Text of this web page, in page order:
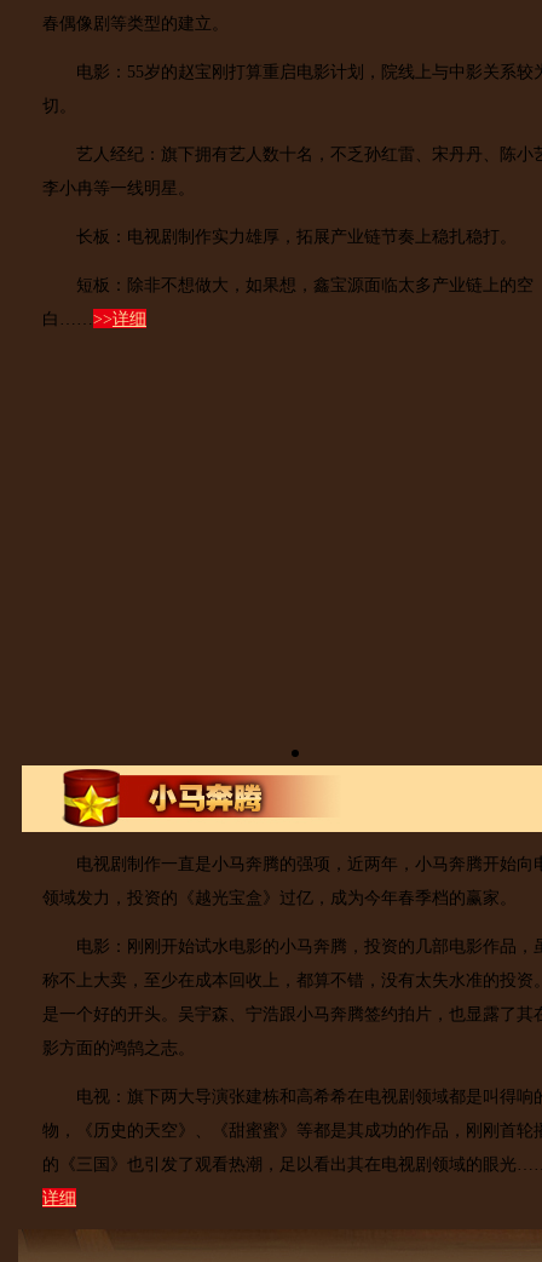
春偶像剧等类型的建立。
电影：55岁的赵宝刚打算重启电影计划，院线上与中影关系较
切。
艺人经纪：旗下拥有艺人数十名，不乏孙红雷、宋丹丹、陈小
李小冉等一线明星。
长板：电视剧制作实力雄厚，拓展产业链节奏上稳扎稳打。
短板：除非不想做大，如果想，鑫宝源面临太多产业链上的空
白…… >>详细
电视剧制作一直是小马奔腾的强项，近两年，小马奔腾开始向
领域发力，投资的《越光宝盒》过亿，成为今年春季档的赢家。
电影：刚刚开始试水电影的小马奔腾，投资的几部电影作品，
称不上大卖，至少在成本回收上，都算不错，没有太失水准的投资
是一个好的开头。吴宇森、宁浩跟小马奔腾签约拍片，也显露了其
影方面的鸿鹄之志。
电视：旗下两大导演张建栋和高希希在电视剧领域都是叫得响
物，《历史的天空》、《甜蜜蜜》等都是其成功的作品，刚刚首轮
的《三国》也引发了观看热潮，足以看出其在电视剧领域的眼光
详细